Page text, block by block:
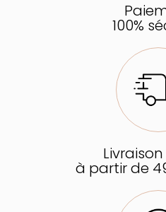
100%
à partir de